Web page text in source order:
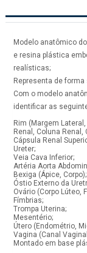
Modelo anatômico
e resina plástica
realísticas;
Representa de
Com o modelo
identificar as
Rim (Margem
Renal, Coluna
Cápsula Renal
Ureter;
Veia Cava Inferior;
Artéria Aorta
Bexiga (Ápice, Corpo);
Óstio Externo da
Ovário (Corpo Lúteo,
Fímbrias;
Trompa Uterina;
Mesentério;
Útero (Endométrio,
Vagina (Canal
Montado em base